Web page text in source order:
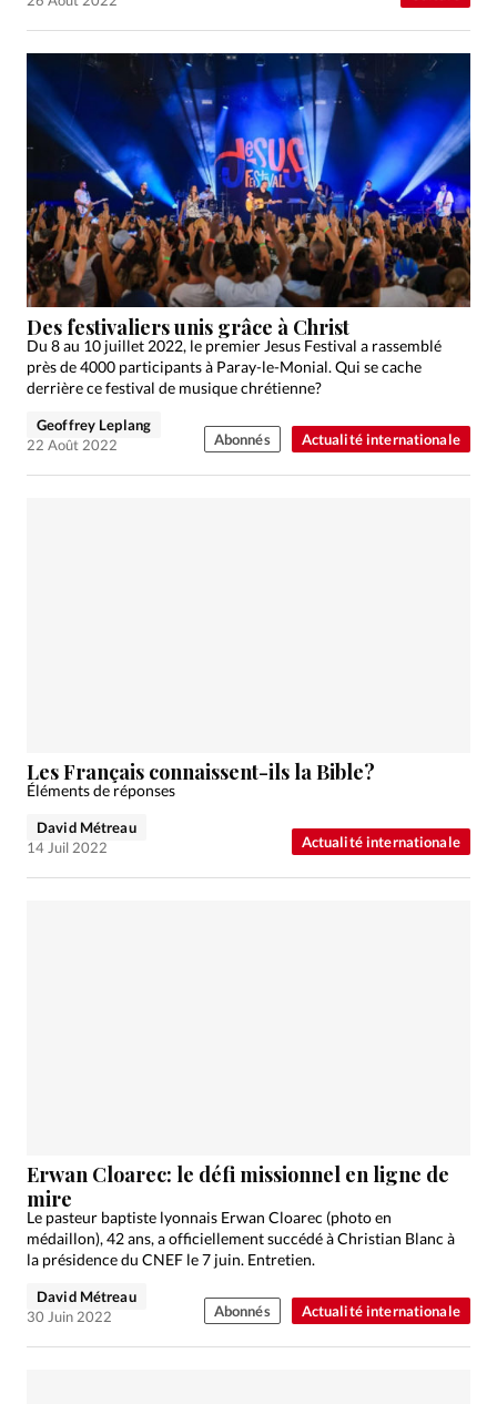
Actualité internationale
Des festivaliers unis grâce à Christ
Du 8 au 10 juillet 2022, le premier Jesus Festival a rassemblé
près de 4000 participants à Paray-le-Monial. Qui se cache
derrière ce festival de musique chrétienne?
Geoffrey Leplang
22 Août 2022
Abonnés
Actualité internationale
Les Français connaissent-ils la Bible?
Éléments de réponses
David Métreau
14 Juil 2022
Actualité internationale
Erwan Cloarec: le défi missionnel en ligne de
mire
Le pasteur baptiste lyonnais Erwan Cloarec (photo en
médaillon), 42 ans, a officiellement succédé à Christian Blanc à
la présidence du CNEF le 7 juin. Entretien.
David Métreau
30 Juin 2022
Abonnés